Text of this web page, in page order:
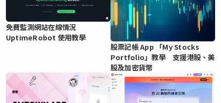
免費監測網站在線情況
UptimeRobot 使用教學
股票記帳 App 「My Stocks
Portfolio」教學 支援港股、美
股及加密貨幣